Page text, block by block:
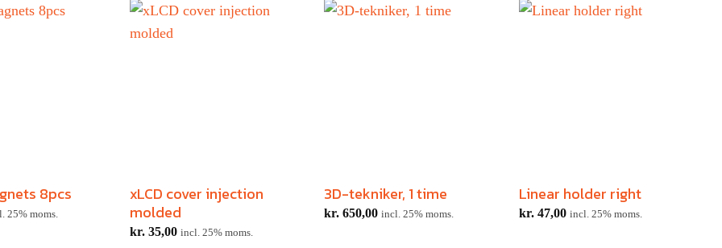
8pcs
25% moms.
xLCD cover injection
molded
kr.35,00 incl. 25% moms.
3D-tekniker, 1 time
kr. 650,00 incl. 25% moms.
Linear holder right
kr. 47,00 incl. 25% moms.